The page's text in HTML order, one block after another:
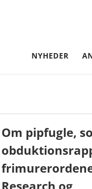
NYHEDER
Om pipfugle,
Research og